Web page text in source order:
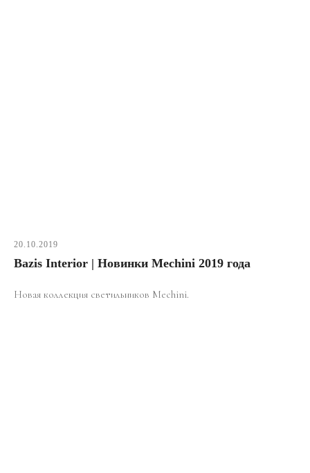
20.10.2019
Bazis Interior | Новинки Mechini 2019 года
Новая коллекция светильников Mechini.